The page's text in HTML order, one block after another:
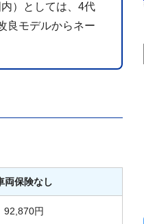
）としては、4代
良モデルからネー
両保険なし
92,870円